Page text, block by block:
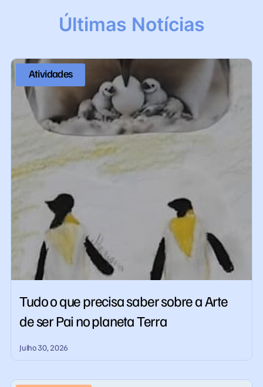
Últimas Notícias
Atividades
Tudo o que precisa saber sobre a Arte
de ser Pai no planeta Terra
Julho 30, 2026